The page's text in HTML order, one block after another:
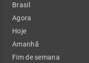
Brasil
Agora
Hoje
Amanhã
Fim de semana